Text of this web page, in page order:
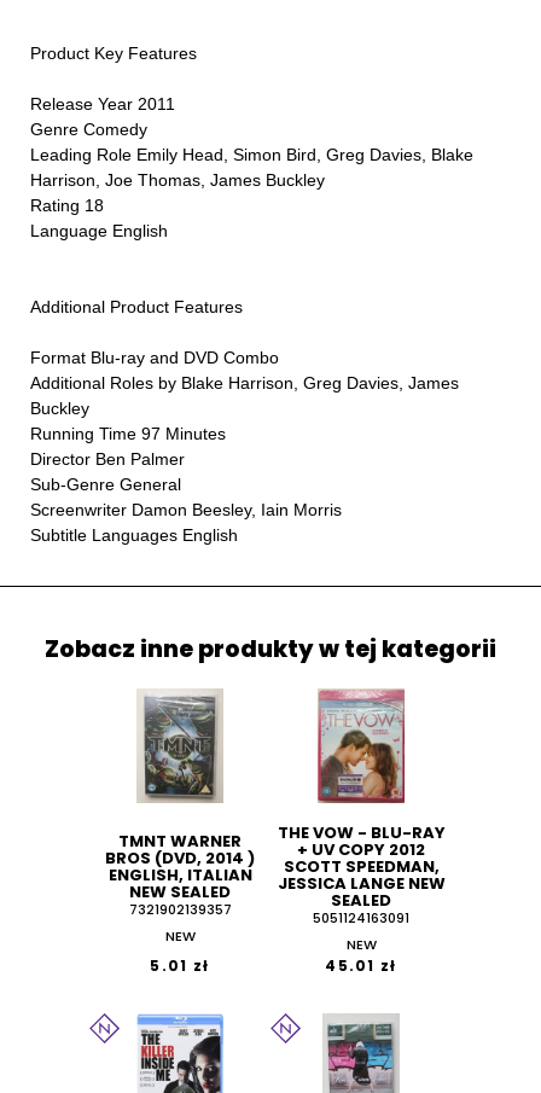
Product Key Features
Release Year 2011
Genre Comedy
Leading Role Emily Head, Simon Bird, Greg Davies, Blake
Harrison, Joe Thomas, James Buckley
Rating 18
Language English
Additional Product Features
Format Blu-ray and DVD Combo
Additional Roles by Blake Harrison, Greg Davies, James
Buckley
Running Time 97 Minutes
Director Ben Palmer
Sub-Genre General
Screenwriter Damon Beesley, Iain Morris
Subtitle Languages English
Zobacz inne produkty w tej kategorii
TMNT WARNER
BROS (DVD, 2014 )
ENGLISH, ITALIAN
NEW SEALED
7321902139357
NEW
5.01 zł
THE VOW - BLU-RAY
+ UV COPY 2012
SCOTT SPEEDMAN,
JESSICA LANGE NEW
SEALED
5051124163091
NEW
45.01 zł